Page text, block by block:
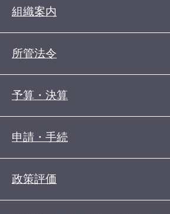
組織案内
所管法令
予算・決算
申請・手続
政策評価